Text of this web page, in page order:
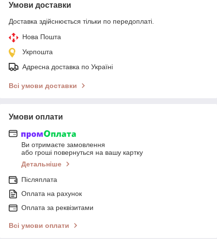
Умови доставки
Доставка здійснюється тільки по передоплаті.
Нова Пошта
Укрпошта
Адресна доставка по Україні
Всі умови доставки
Умови оплати
Ви отримаєте замовлення
або гроші повернуться на вашу картку
Детальніше
Післяплата
Оплата на рахунок
Оплата за реквізитами
Всі умови оплати